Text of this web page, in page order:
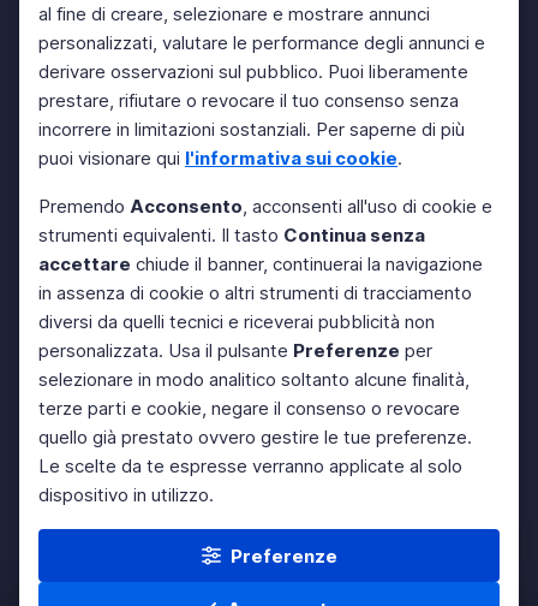
al fine di creare, selezionare e mostrare annunci
personalizzati, valutare le performance degli annunci e
derivare osservazioni sul pubblico. Puoi liberamente
prestare, rifiutare o revocare il tuo consenso senza
incorrere in limitazioni sostanziali. Per saperne di più
puoi visionare qui l'informativa sui cookie.
Premendo Acconsento, acconsenti all'uso di cookie e
strumenti equivalenti. Il tasto Continua senza
accettare chiude il banner, continuerai la navigazione
in assenza di cookie o altri strumenti di tracciamento
diversi da quelli tecnici e riceverai pubblicità non
personalizzata. Usa il pulsante Preferenze per
selezionare in modo analitico soltanto alcune finalità,
terze parti e cookie, negare il consenso o revocare
quello già prestato ovvero gestire le tue preferenze.
Le scelte da te espresse verranno applicate al solo
dispositivo in utilizzo.
Preferenze